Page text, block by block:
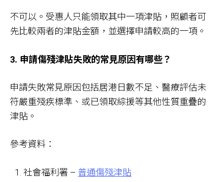
不可以。受惠人只能領取其中一項津貼，照顧者可
先比較兩者的津貼金額，並選擇申請較高的一項。
3. 申請傷殘津貼失敗的常見原因有哪些？
申請失敗常見原因包括居港日數不足、醫療評估未
符嚴重殘疾標準、或已領取綜援等其他性質重疊的
津貼。
參考資料：
社會福利署 – 普通傷殘津貼